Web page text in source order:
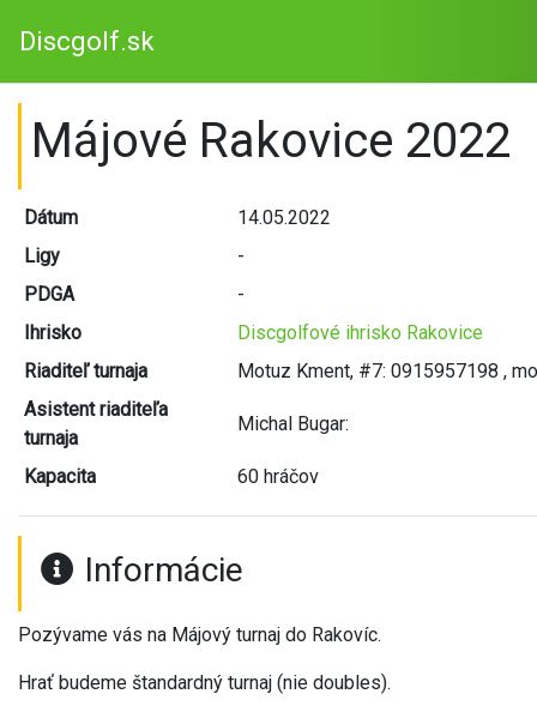
Discgolf.sk
Májové Rakovice 2022
Dátum
14.05.2022
Ligy
-
PDGA
-
Ihrisko
Discgolfové ihrisko Rakovice
Riaditeľ turnaja
Motuz Kment, #7: 0915957198 ,
Asistent riaditeľa
turnaja
Michal Bugar:
Kapacita 60 hráčov
Informácie
Pozývame vás na Májový turnaj do Rakovíc.
Hrať budeme štandardný turnaj (nie doubles).